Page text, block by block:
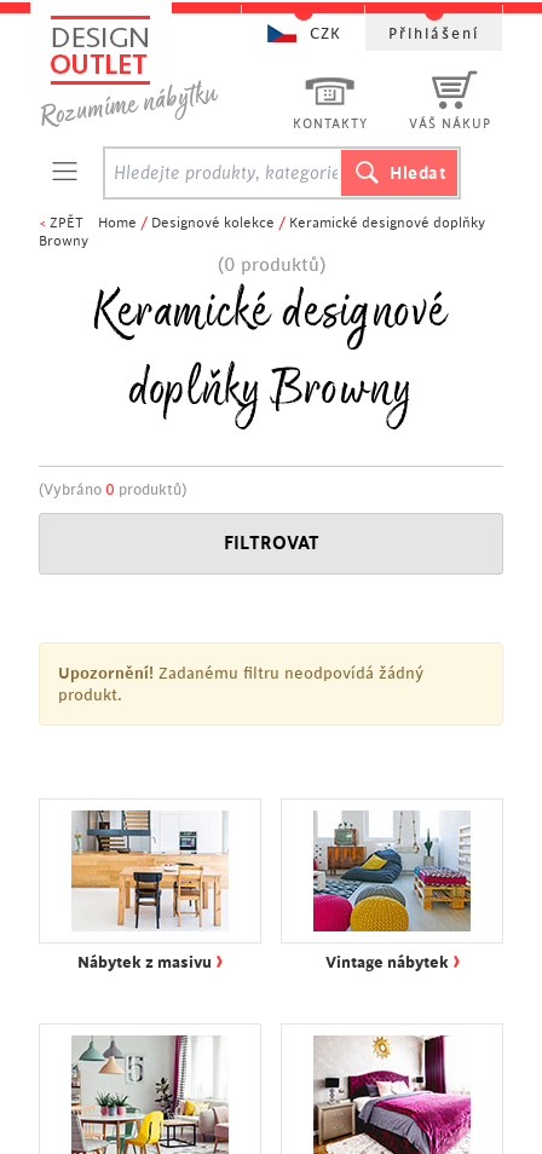
< ZPĚT Home / Designové kolekce / Keramické designové doplňky
Browny
(0 produktů)
Keramické designové
doplňky Browny
(Vybráno 0 produktů)
FILTROVAT
Upozornění! Zadanému filtru neodpovídá žádný
produkt.
Nábytek z masivu › Vintage nábytek ›
KONTAKTY VÁŠ NÁKUP
CZK Přihlášení